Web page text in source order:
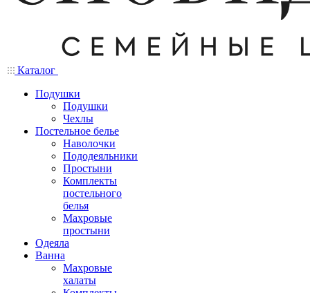
Каталог
Подушки
Подушки
Чехлы
Постельное белье
Наволочки
Пододеяльники
Простыни
Комплекты
постельного
белья
Махровые
простыни
Одеяла
Ванна
Махровые
халаты